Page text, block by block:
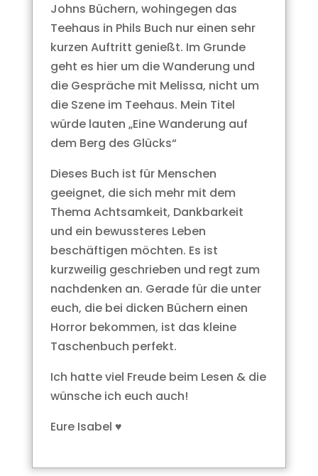
Johns Büchern, wohingegen das
Teehaus in Phils Buch nur einen sehr
kurzen Auftritt genießt. Im Grunde
geht es hier um die Wanderung und
die Gespräche mit Melissa, nicht um
die Szene im Teehaus. Mein Titel
würde lauten „Eine Wanderung auf
dem Berg des Glücks“
Dieses Buch ist für Menschen
geeignet, die sich mehr mit dem
Thema Achtsamkeit, Dankbarkeit
und ein bewussteres Leben
beschäftigen möchten. Es ist
kurzweilig geschrieben und regt zum
nachdenken an. Gerade für die unter
euch, die bei dicken Büchern einen
Horror bekommen, ist das kleine
Taschenbuch perfekt.
Ich hatte viel Freude beim Lesen & die
wünsche ich euch auch!
Eure Isabel ♥